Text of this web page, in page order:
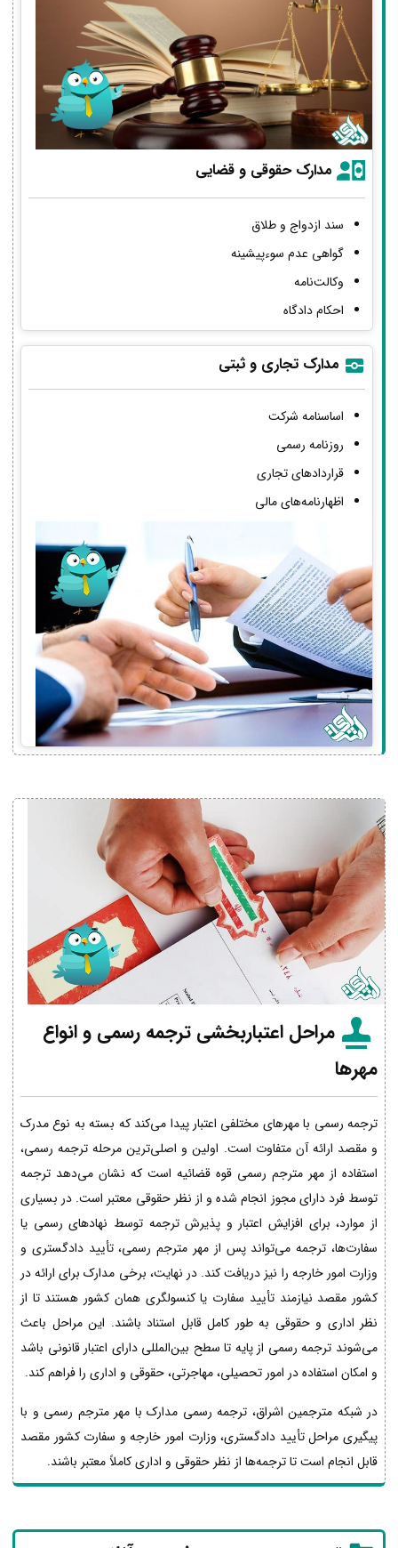
مدارک حقوقی و قضایی
سند ازدواج و طلاق
گواهی عدم سوءپیشینه
وکالت‌نامه
احکام دادگاه
مدارک تجاری و ثبتی
اساسنامه شرکت
روزنامه رسمی
قراردادهای تجاری
اظهارنامه‌های مالی
مراحل اعتباربخشی ترجمه رسمی و انواع
مهرها
ترجمه رسمی با مهرهای مختلفی اعتبار پیدا می‌کند که بسته به نوع مدرک
و مقصد ارائه آن متفاوت است. اولین و اصلی‌ترین مرحله ترجمه رسمی،
استفاده از مهر مترجم رسمی قوه قضائیه است که نشان می‌دهد ترجمه
توسط فرد دارای مجوز انجام شده و از نظر حقوقی معتبر است. در بسیاری
از موارد، برای افزایش اعتبار و پذیرش ترجمه توسط نهادهای رسمی یا
سفارت‌ها، ترجمه می‌تواند پس از مهر مترجم رسمی، تأیید دادگستری و
وزارت امور خارجه را نیز دریافت کند. در نهایت، برخی مدارک برای ارائه در
کشور مقصد نیازمند تأیید سفارت یا کنسولگری همان کشور هستند تا از
نظر اداری و حقوقی به طور کامل قابل استناد باشند. این مراحل باعث
می‌شوند ترجمه رسمی از پایه تا سطح بین‌المللی دارای اعتبار قانونی باشد
و امکان استفاده در امور تحصیلی، مهاجرتی، حقوقی و اداری را فراهم کند.
در شبکه مترجمین اشراق، ترجمه رسمی مدارک با مهر مترجم رسمی و با
پیگیری مراحل تأیید دادگستری، وزارت امور خارجه و سفارت کشور مقصد
قابل انجام است تا ترجمه‌ها از نظر حقوقی و اداری کاملاً معتبر باشند.